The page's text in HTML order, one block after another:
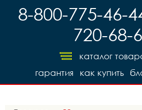
8-800-775-46-
720-68-
каталог
как купить
гарантия